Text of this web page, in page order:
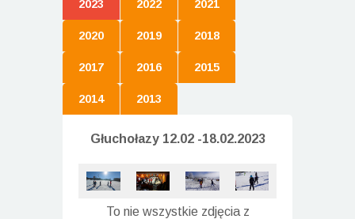
2023 2022 2021
2020 2019 2018
2017 2016 2015
2014 2013
Głuchołazy 12.02 -18.02.2023
To nie wszystkie zdjęcia z